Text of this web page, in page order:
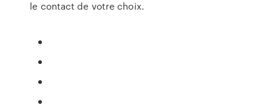
le contact de votre choix.